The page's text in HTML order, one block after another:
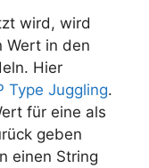
wird, wird
Wert in den
Hier
Type Juggling.
für eine als
geben
einen String